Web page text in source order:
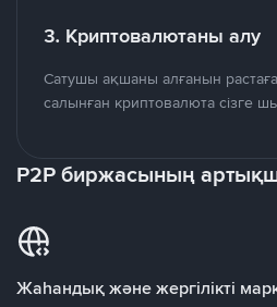
3. Криптовалютаны алу
Сатушы ақшаны алғанын
салынған криптовалюта сізге
P2P биржасының
Жаһандық және жергілікті